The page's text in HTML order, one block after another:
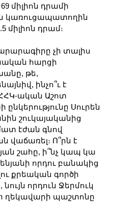
միլիոն դրամի
կառուցապատողին
միլիոն դրամ։
չի տալիս
հարցի
թե,
ինչո՞ւ է
ական Աշոտ
ընկերությունը Սուրեն
շուկայականից
էժան գնով
վաճառել։ Ո՞րն է
շահը, ի՞նչ կապ կա
որդու բանակից
քրեական գործի
որդուն Ջերմուկ
ղեկավարի պաշտոնը